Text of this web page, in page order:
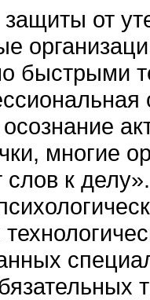
защиты от
быстрыми
многие
слов к